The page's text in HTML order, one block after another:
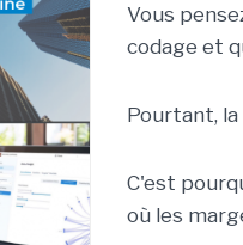
Vous
codage et
Pourtant,
C'est
où les